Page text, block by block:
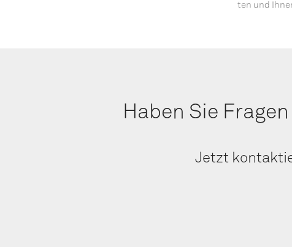
ten und
Haben Sie
Jetzt